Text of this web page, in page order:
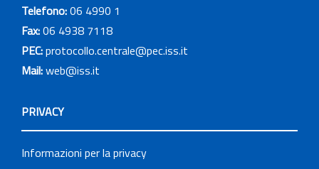
Telefono:06 4990 1
Fax:06 4938 7118
PEC:protocollo.centrale@pec.iss.it
Mail:web@iss.it
PRIVACY
Informazioni per la privacy